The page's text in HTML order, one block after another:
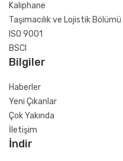
Kalıphane
Taşımacılık ve Lojistik Bölümü
ISO 9001
BSCI
Bilgiler
Haberler
Yeni Çıkanlar
Çok Yakında
İletişim
İndir